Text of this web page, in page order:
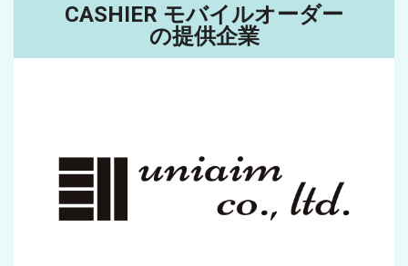
CASHIER モバイルオーダー
の提供企業